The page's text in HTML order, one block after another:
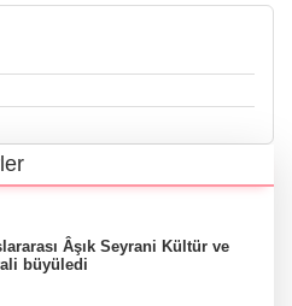
Âşık Seyrani Kültür ve
büyüledi